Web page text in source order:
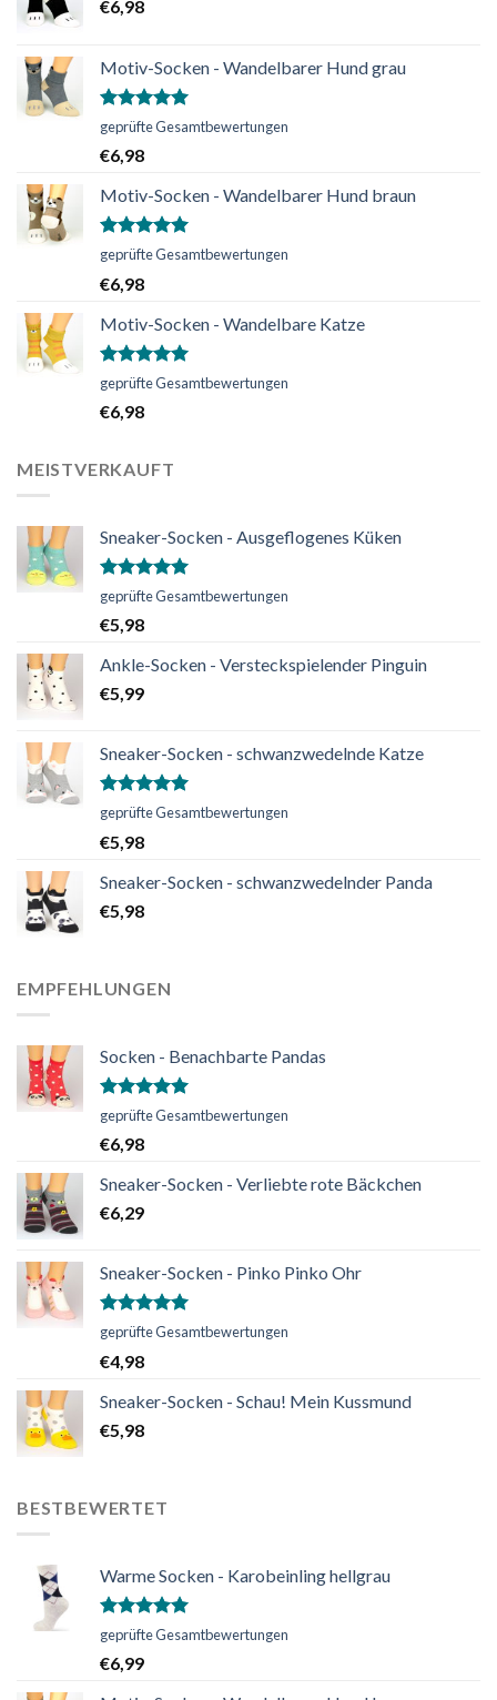
€6,98
Motiv-Socken - Wandelbarer Hund grau
Bewertet
von 5
geprüfte Gesamtbewertungen
€6,98
Motiv-Socken - Wandelbarer Hund braun
Bewertet
von 5
geprüfte Gesamtbewertungen
€6,98
Motiv-Socken - Wandelbare Katze
Bewertet
mit
von 5
geprüfte Gesamtbewertungen
€6,98
MEISTVERKAUFT
Sneaker-Socken - Ausgeflogenes Küken
Bewertet
von 5
geprüfte Gesamtbewertungen
€5,98
Ankle-Socken - Versteckspielender Pinguin
€5,99
Sneaker-Socken - schwanzwedelnde Katze
Bewertet
von 5
geprüfte Gesamtbewertungen
€5,98
Sneaker-Socken - schwanzwedelnder Panda
€5,98
EMPFEHLUNGEN
Socken - Benachbarte Pandas
Bewertet
von 5
geprüfte Gesamtbewertungen
€6,98
Sneaker-Socken - Verliebte rote Bäckchen
€6,29
Sneaker-Socken - Pinko Pinko Ohr
Bewertet
von 5
geprüfte Gesamtbewertungen
€4,98
Sneaker-Socken - Schau! Mein Kussmund
€5,98
BESTBEWERTET
Warme Socken - Karobeinling hellgrau
Bewertet
von 5
geprüfte Gesamtbewertungen
€6,99